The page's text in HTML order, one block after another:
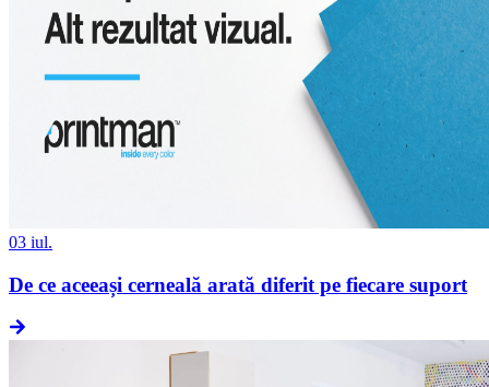
03 iul.
De ce aceeași cerneală arată diferit pe fiecare suport